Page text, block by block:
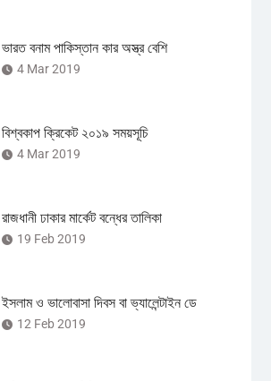
ভারত বনাম পাকিস্তান কার অস্ত্র বেশি
4 Mar 2019
বিশ্বকাপ ক্রিকেট ২০১৯ সময়সূচি
4 Mar 2019
রাজধানী ঢাকার মার্কেট বন্ধের তালিকা
19 Feb 2019
ইসলাম ও ভালোবাসা দিবস বা ভ্যালেন্টাইন ডে
12 Feb 2019